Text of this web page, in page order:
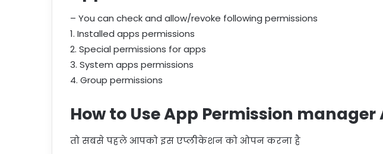
– You can check and allow/revoke following permissions
1. Installed apps permissions
2. Special permissions for apps
3. System apps permissions
4. Group permissions
How to Use App Permission manager
तो सबसे पहले आपको इस एप्लीकेशन को ओपन करना है